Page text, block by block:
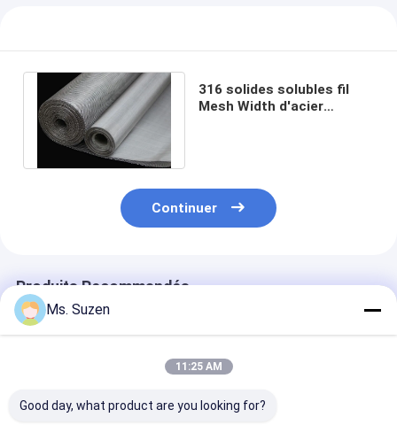
316 solides solubles fil
Mesh Width d'acier
Continuer
Produits Recommandés
Ms. Suzen
11:25 AM
Good day, what product are you looking for?